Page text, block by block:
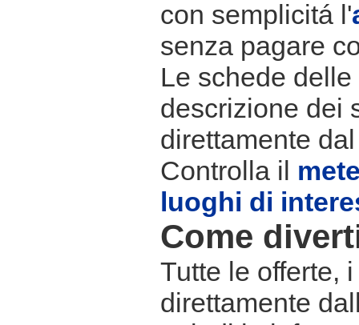
con semplicitá l'
senza pagare
Le schede
descrizione dei
direttamente
Controlla il
luoghi di
Come
Tutte le offerte,
direttamente